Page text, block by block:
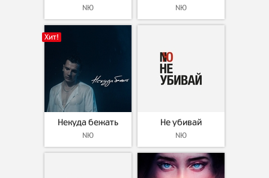
NЮ NЮ
Хит!
Некуда бежать
NЮ
Не убивай
NЮ